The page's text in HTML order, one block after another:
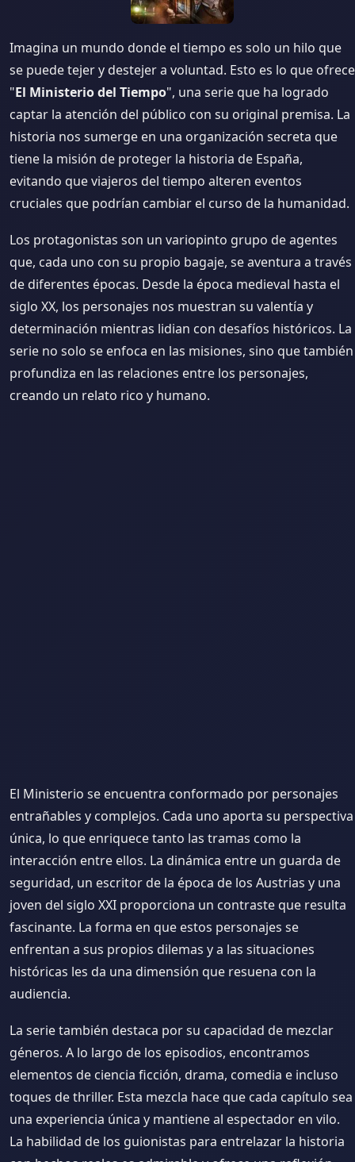
Imagina un mundo donde el tiempo es solo un hilo que
se puede tejer y destejer a voluntad. Esto es lo que ofrece
"El Ministerio del Tiempo", una serie que ha logrado
captar la atención del público con su original premisa. La
historia nos sumerge en una organización secreta que
tiene la misión de proteger la historia de España,
evitando que viajeros del tiempo alteren eventos
cruciales que podrían cambiar el curso de la humanidad.
Los protagonistas son un variopinto grupo de agentes
que, cada uno con su propio bagaje, se aventura a través
de diferentes épocas. Desde la época medieval hasta el
siglo XX, los personajes nos muestran su valentía y
determinación mientras lidian con desafíos históricos. La
serie no solo se enfoca en las misiones, sino que también
profundiza en las relaciones entre los personajes,
creando un relato rico y humano.
El Ministerio se encuentra conformado por personajes
entrañables y complejos. Cada uno aporta su perspectiva
única, lo que enriquece tanto las tramas como la
interacción entre ellos. La dinámica entre un guarda de
seguridad, un escritor de la época de los Austrias y una
joven del siglo XXI proporciona un contraste que resulta
fascinante. La forma en que estos personajes se
enfrentan a sus propios dilemas y a las situaciones
históricas les da una dimensión que resuena con la
audiencia.
La serie también destaca por su capacidad de mezclar
géneros. A lo largo de los episodios, encontramos
elementos de ciencia ficción, drama, comedia e incluso
toques de thriller. Esta mezcla hace que cada capítulo sea
una experiencia única y mantiene al espectador en vilo.
La habilidad de los guionistas para entrelazar la historia